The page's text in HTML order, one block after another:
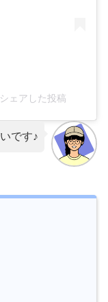
ェアした投稿
です♪